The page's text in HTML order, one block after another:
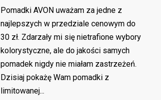
Pomadki AVON uważam za jedne z
najlepszych w przedziale cenowym do
30 zł. Zdarzały mi się nietrafione wybory
kolorystyczne, ale do jakości samych
pomadek nigdy nie miałam zastrzeżeń.
Dzisiaj pokażę Wam pomadki z
limitowanej...